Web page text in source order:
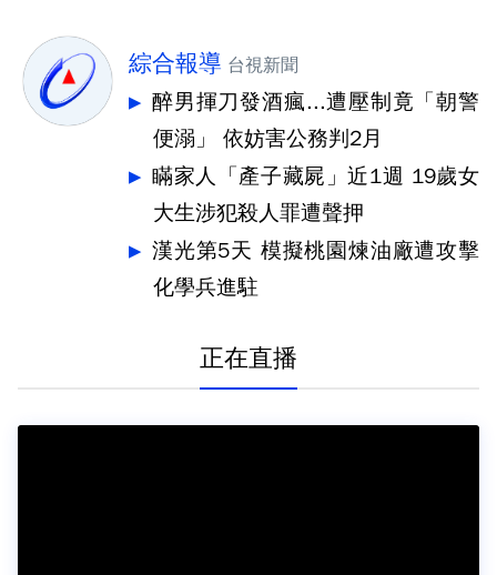
綜合報導 台視新聞
醉男揮刀發酒瘋...遭壓制竟「朝警
便溺」 依妨害公務判2月
瞞家人「產子藏屍」近1週 19歲女
大生涉犯殺人罪遭聲押
漢光第5天 模擬桃園煉油廠遭攻擊
化學兵進駐
正在直播